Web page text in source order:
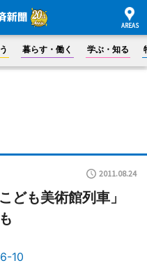
暮らす・働く 学ぶ・知る
2011.08.24
ども美術館列車」
10